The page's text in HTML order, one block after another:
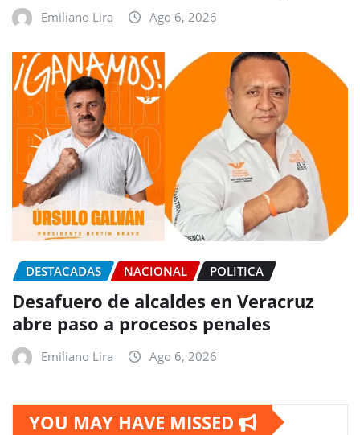
Emiliano Lira Ago 6, 2026
DESTACADAS NACIONAL POLITICA
Desafuero de alcaldes en Veracruz
abre paso a procesos penales
Emiliano Lira Ago 6, 2026
YOU MAY HAVE MISSED